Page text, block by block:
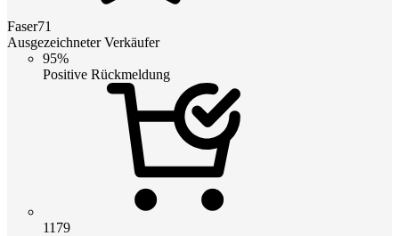
Faser71
Ausgezeichneter Verkäufer
95%
Positive Rückmeldung
1179